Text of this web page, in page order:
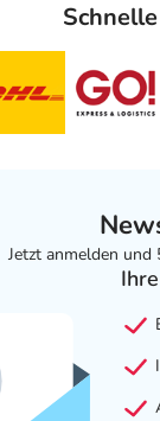
Jetzt anmelden und